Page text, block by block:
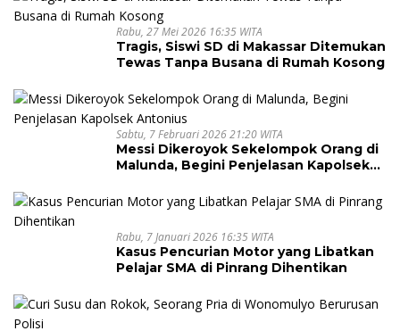
Rabu, 27 Mei 2026 16:35 WITA
Tragis, Siswi SD di Makassar Ditemukan
Tewas Tanpa Busana di Rumah Kosong
Sabtu, 7 Februari 2026 21:20 WITA
Messi Dikeroyok Sekelompok Orang di
Malunda, Begini Penjelasan Kapolsek
Rabu, 7 Januari 2026 16:35 WITA
Kasus Pencurian Motor yang Libatkan
Pelajar SMA di Pinrang Dihentikan